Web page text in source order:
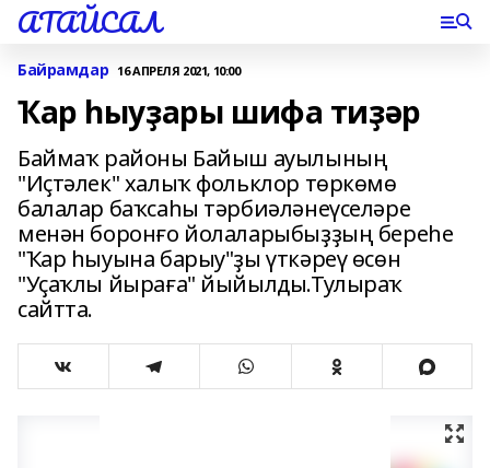
АТАЙСАЛ
Байрамдар 16 АПРЕЛЯ 2021, 10:00
Ҡар һыуҙары шифа тиҙәр
Баймаҡ районы Байыш ауылының
"Иҫтәлек" халыҡ фольклор төркөмө
балалар баҡсаһы тәрбиәләнеүселәре
менән боронғо йолаларыбыҙҙың береһе
"Ҡар һыуына барыу"ҙы үткәреү өсөн
"Уҫаҡлы йыраға" йыйылды.Тулыраҡ
сайтта.